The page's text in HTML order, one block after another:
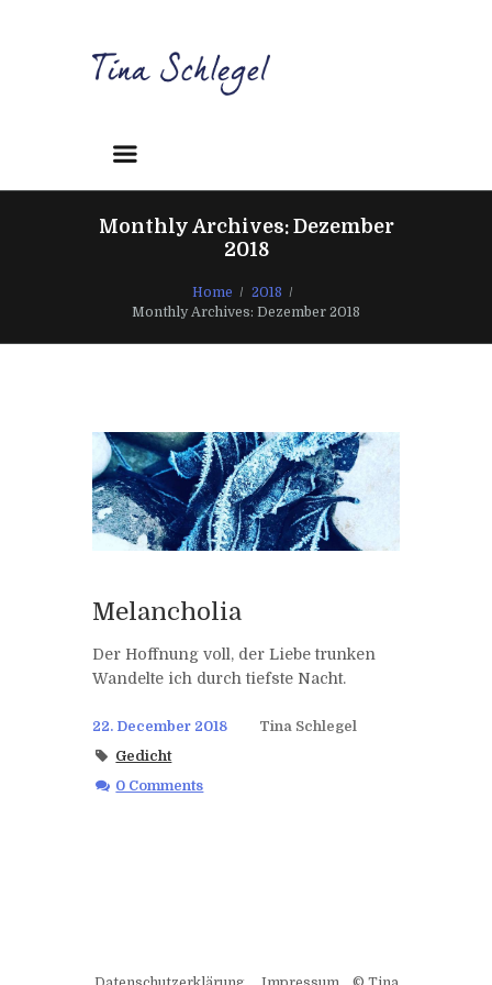
Monthly Archives: Dezember
2018
Home
2018
Monthly Archives: Dezember 2018
Melancholia
Der Hoffnung voll, der Liebe trunken
Wandelte ich durch tiefste Nacht.
22. December 2018
Tina Schlegel
Gedicht
0 Comments